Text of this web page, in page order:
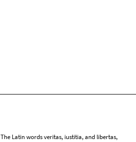
The Latin words veritas, iustitia, and libertas,